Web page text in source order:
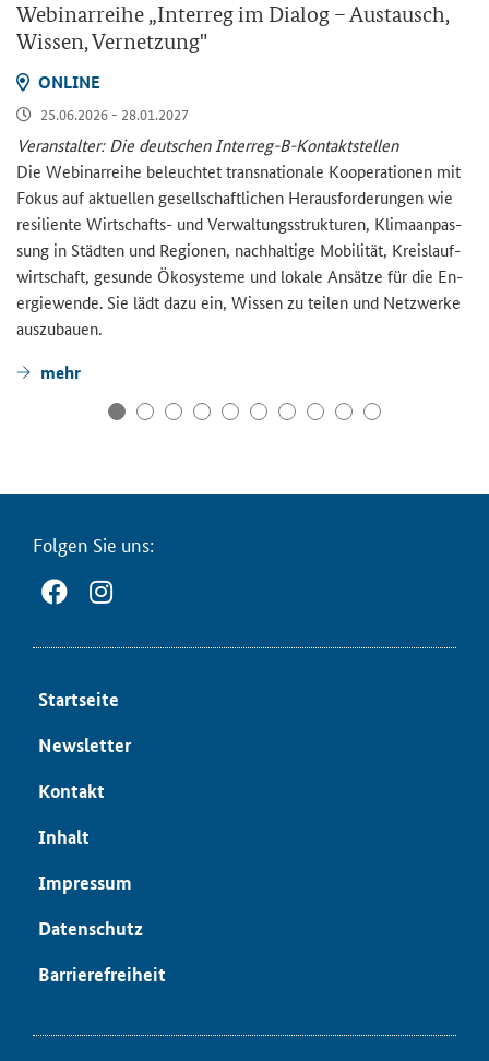
We­bi­nar­rei­he „Interregim Dia­log – Aus­tausch,
Wis­sen, Ver­net­zung"
ON­LINE
25.06.2026 - 28.01.2027
Ver­an­stal­ter: Die deut­schen Interreg-​B-Kontaktstellen
Die We­bi­nar­rei­he be­leuch­tet trans­na­tio­na­le Ko­ope­ra­tio­nen mit
Fokus auf ak­tu­el­len ge­sell­schaft­li­chen Her­aus­for­de­run­gen wie
re­si­li­en­te Wirtschafts-​ und Ver­wal­tungs­struk­tu­ren, Kli­ma­an­pas­
sung in Städ­ten und Re­gio­nen, nach­hal­ti­ge Mo­bi­li­tät, Kreis­lauf­
wirt­schaft, ge­sun­de Öko­sys­te­me und lo­ka­le An­sät­ze für die En­
er­gie­wen­de. Sie lädt dazu ein, Wis­sen zu tei­len und Netz­wer­ke
aus­zu­bau­en.
mehr
Fol­gen Sie uns:
Start­sei­te
News­let­ter
Kon­takt
In­halt
Im­pres­sum
Da­ten­schutz
Bar­rie­re­frei­heit